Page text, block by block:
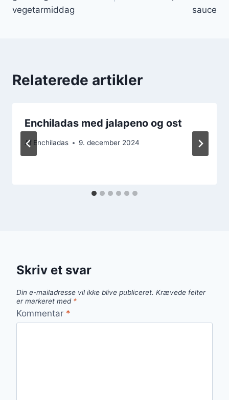
vegetarmiddag
sauce
Relaterede artikler
Enchiladas med jalapeno og ost
Af Enchiladas 9. december 2024
Skriv et svar
Din e-mailadresse vil ikke blive publiceret. Krævede felter
er markeret med *
Kommentar *